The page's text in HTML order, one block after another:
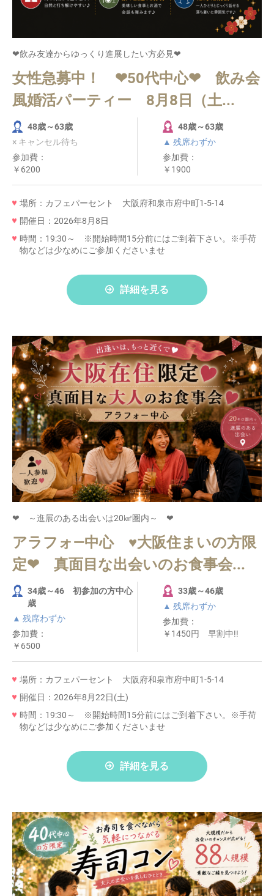
❤飲み友達からゆっくり進展したい方必見❤
女性急募中！ ❤50代中心❤ 飲み会
風婚活パーティー 8月8日（土...
48歳～63歳
× キャンセル待ち
参加費：
￥6200
48歳～63歳
▲ 残席わずか
参加費：
￥1900
場所：カフェパーセント 大阪府和泉市府中町1-5-14
開催日：2026年8月8日
時間：19:30～ ※開始時間15分前にはご到着下さい。※手荷
物などは少なめにご参加くださいませ
詳細を見る
❤ ～進展のある出会いは20㎢圏内～ ❤
アラフォ―中心 ♥大阪住まいの方限
定❤ 真面目な出会いのお食事会...
34歳～46 初参加の方中心
歳
▲ 残席わずか
参加費：
￥6500
33歳～46歳
▲ 残席わずか
参加費：
￥1450円 早割中!!
場所：カフェパーセント 大阪府和泉市府中町1-5-14
開催日：2026年8月22日(土)
時間：19:30～ ※開始時間15分前にはご到着下さい。※手荷
物などは少なめにご参加くださいませ
詳細を見る